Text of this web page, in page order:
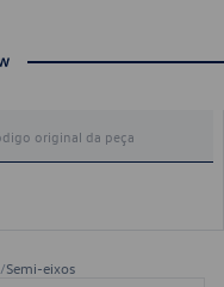
/Semi-eixos